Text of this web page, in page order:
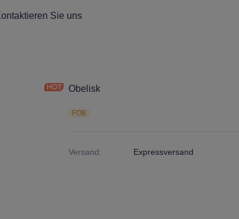
Sie uns
Obelisk
FOB
Versand: Expressversand